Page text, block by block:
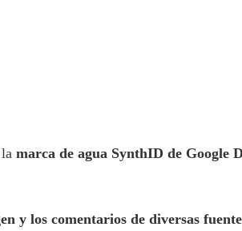
marca de agua SynthID de Google
y los comentarios de diversas